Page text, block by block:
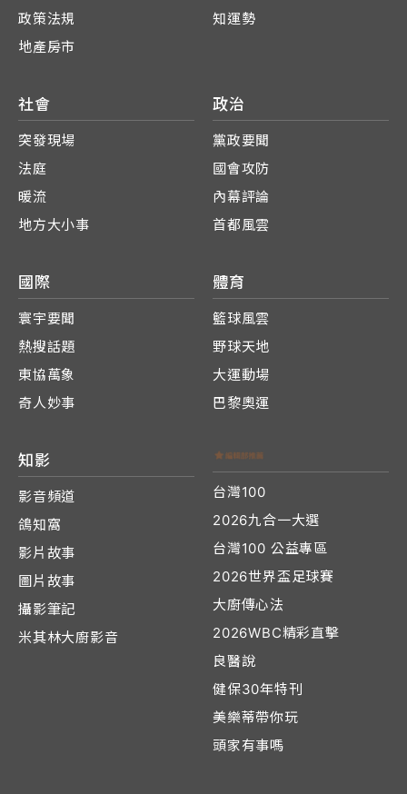
政策法規
地產房市
知運勢
社會
突發現場
法庭
暖流
地方大小事
政治
黨政要聞
國會攻防
內幕評論
首都風雲
國際
寰宇要聞
熱搜話題
東協萬象
奇人妙事
體育
籃球風雲
野球天地
大運動場
巴黎奧運
知影
影音頻道
鴿知窩
影片故事
圖片故事
攝影筆記
米其林大廚影音
台灣100
2026九合一大選
台灣100 公益專區
2026世界盃足球賽
大廚傳心法
2026WBC精彩直擊
良醫說
健保30年特刊
美樂蒂帶你玩
頭家有事嗎